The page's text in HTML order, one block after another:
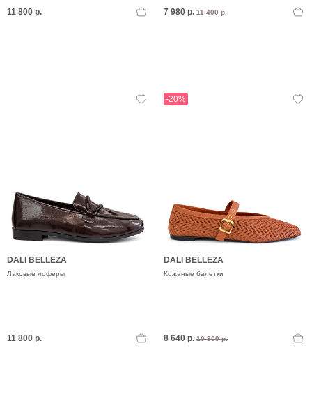
11 800 р. 7 980 р. 11 400 р.
DALI BELLEZA
Лаковые лоферы
11 800 р.
-20%
DALI BELLEZA
Кожаные балетки
8 640 р. 10 800 р.